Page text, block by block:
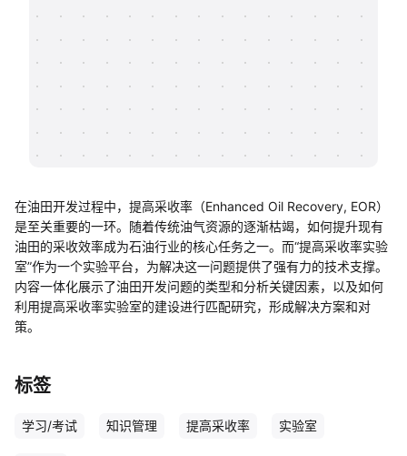
知识分享社区
在油田开发过程中，提高采收率（Enhanced Oil Recovery, EOR）
是至关重要的一环。随着传统油气资源的逐渐枯竭，如何提升现有
油田的采收效率成为石油行业的核心任务之一。而“提高采收率实验
室”作为一个实验平台，为解决这一问题提供了强有力的技术支撑。
内容一体化展示了油田开发问题的类型和分析关键因素，以及如何
利用提高采收率实验室的建设进行匹配研究，形成解决方案和对
策。
标签
学习/考试 知识管理 提高采收率 实验室